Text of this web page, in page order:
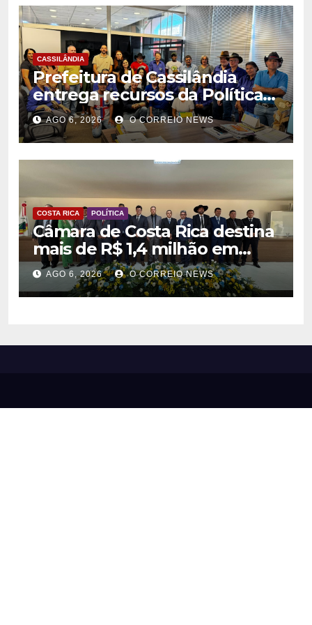
CASSILÂNDIA
Prefeitura de Cassilândia
entrega recursos da Política
Nacional Aldir Blanc a
agentes culturais
AGO 6, 2026 O CORREIO NEWS
COSTA RICA POLÍTICA
Câmara de Costa Rica destina
mais de R$ 1,4 milhão em
emendas para investimentos
em diversas áreas
AGO 6, 2026 O CORREIO NEWS